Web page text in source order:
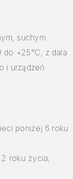
suchym
+25°C, z dala
i urządzeń
poniżej 6 roku
roku życia,